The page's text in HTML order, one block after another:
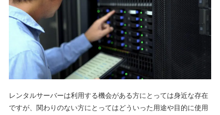
レンタルサーバーは利用する機会がある方にとっては身近な存在
ですが、関わりのない方にとってはどういった用途や目的に使用